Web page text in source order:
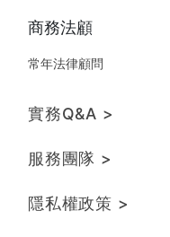
商務法顧
常年法律顧問
實務Q&A >
服務團隊 >
隱私權政策 >